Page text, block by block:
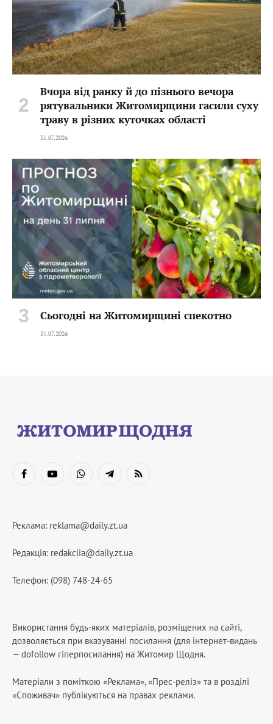
Вчора від ранку й до пізнього вечора
рятувальники Житомирщини гасили суху
траву в різних куточках області
31.07.2026
Сьогодні на Житомирщині спекотно
31.07.2026
FacebookYouTubeWhatsAppTelegramRSS
Реклама: reklama@daily.zt.ua
Редакція: redakciia@daily.zt.ua
Телефон: (098) 748-24-65
Використання будь-яких матеріалів, розміщених на сайті,
дозволяється при вказуванні посилання (для інтернет-видань
— dofollow гіперпосилання) на Житомир Щодня.
Матеріали з поміткою «Реклама», «Прес-реліз» та в розділі
«Споживач» публікуються на правах реклами.